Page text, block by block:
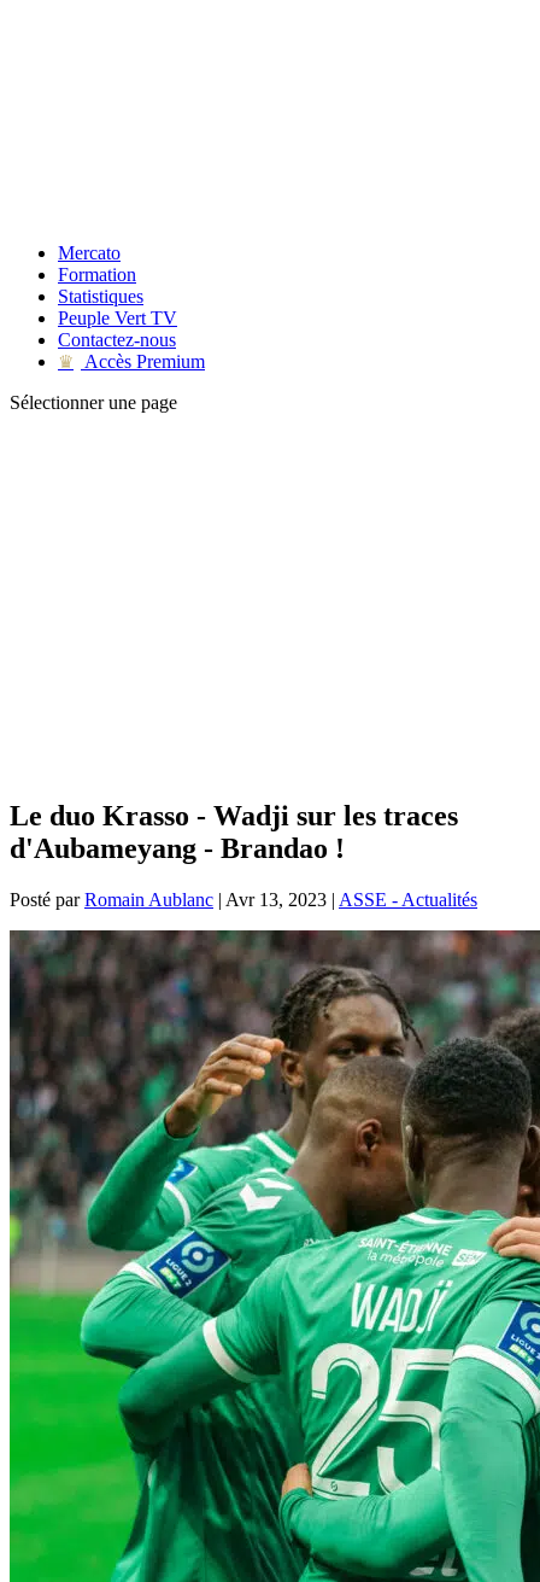
Mercato
Formation
Statistiques
Peuple Vert TV
Contactez-nous
♛
Accès Premium
Sélectionner une page
Le duo Krasso - Wadji sur les traces
d'Aubameyang - Brandao !
Posté parRomain Aublanc | Avr 13, 2023 | ASSE - Actualités